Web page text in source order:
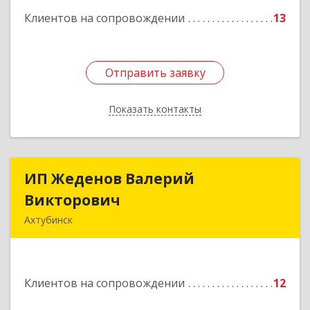
Клиентов на сопровождении 13
Отправить заявку
Показать контакты
Подробнее
Отправить заявку
Назад
ИП Жеденов Валерий
Викторович
Ахтубинск
Клиентов на сопровождении 12
ИП Жеденов Валерий
Подробнее